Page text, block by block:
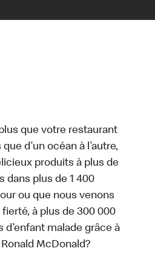
que votre restaurant
d’un océan à l’autre,
produits à plus de
dans plus de 1 400
ou que nous venons
à plus de 300 000
malade grâce à
McDonald?